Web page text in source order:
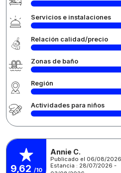
Servicios e instalaciones
Relación calidad/precio
Zonas de baño
Región
Actividades para niños
9,62 /10
Annie C.
Publicado el 06/08/2026
Estancia : 28/07/2026 -